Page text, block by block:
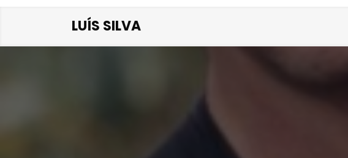
LUÍS SILVA